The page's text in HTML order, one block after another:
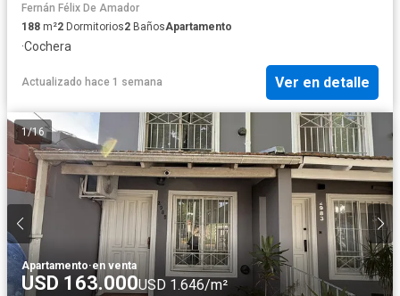
Fernán Félix De Amador
188 m²2 Dormitorios2 BañosApartamento
·Cochera
Actualizado hace 1 semana Ver en detalle
1/16
Apartamento·en venta
USD 163.000USD 1.646/m²